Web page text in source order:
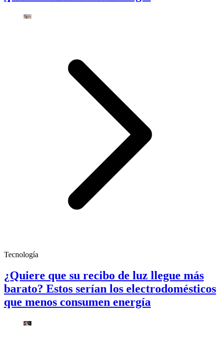
Tecnología
¿Quiere que su recibo de luz llegue más
barato? Estos serían los electrodomésticos
que menos consumen energía